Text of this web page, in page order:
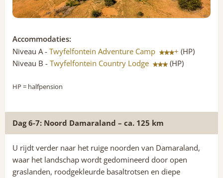
Accommodaties:
Niveau A - Twyfelfontein Adventure Camp + (HP)
Niveau B - Twyfelfontein Country Lodge (HP)
HP = halfpension
Dag 6-7: Noord Damaraland – ca. 125 km
U rijdt verder naar het ruige noorden van Damaraland,
waar het landschap wordt gedomineerd door open
graslanden, roodgekleurde basaltrotsen en diepe